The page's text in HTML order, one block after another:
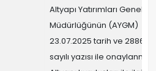
Altyapı Yatırımları Genel
Müdürlüğünün (AYGM)
23.07.2025 tarih ve 2886871
sayılı yazısı ile